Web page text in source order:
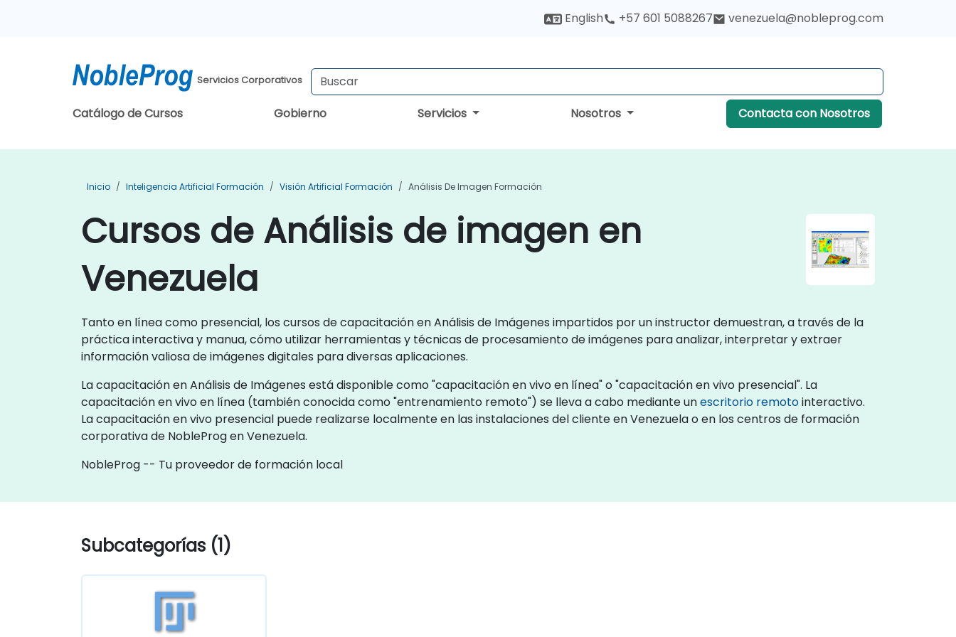
English +57 601 5088267 venezuela@nobleprog.com
Servicios Corporativos
Catálogo de Cursos Gobierno Servicios Nosotros Contacta con Nosotros
Inicio Inteligencia Artificial Formación Visión Artificial Formación Análisis De Imagen Formación
Cursos de Análisis de imagen en
Venezuela
Tanto en línea como presencial, los cursos de capacitación en Análisis de Imágenes impartidos por un instructor demuestran, a través de la
práctica interactiva y manua, cómo utilizar herramientas y técnicas de procesamiento de imágenes para analizar, interpretar y extraer
información valiosa de imágenes digitales para diversas aplicaciones.
La capacitación en Análisis de Imágenes está disponible como "capacitación en vivo en línea" o "capacitación en vivo presencial". La
capacitación en vivo en línea (también conocida como "entrenamiento remoto") se lleva a cabo mediante unescritorio remotointeractivo.
La capacitación en vivo presencial puede realizarse localmente en las instalaciones del cliente en Venezuela o en los centros de formación
corporativa de NobleProg en Venezuela.
NobleProg -- Tu proveedor de formación local
Subcategorías (1)